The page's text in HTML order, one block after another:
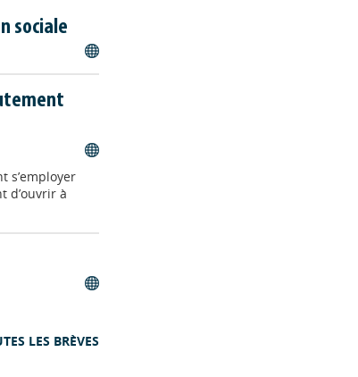
les plus
à l'E2C
sociale
s’employer
d’ouvrir à
LES BRÈVES